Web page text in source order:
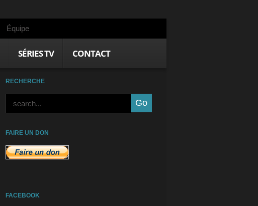
Équipe
SÉRIES TV CONTACT
RECHERCHE
FAIRE UN DON
FACEBOOK